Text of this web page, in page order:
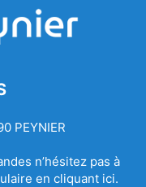
PEYNIER
n’hésitez pas à
en cliquant ici.